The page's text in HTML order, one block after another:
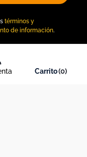
0
términos y
de información.